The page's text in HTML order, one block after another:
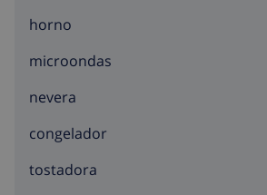
horno
microondas
nevera
congelador
tostadora